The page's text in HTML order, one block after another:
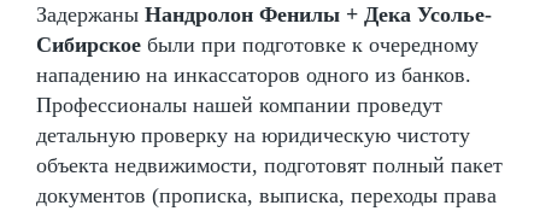
Задержаны Нандролон Фенилы + Дека Усолье-
Сибирское были при подготовке к очередному
нападению на инкассаторов одного из банков.
Профессионалы нашей компании проведут
детальную проверку на юридическую чистоту
объекта недвижимости, подготовят полный пакет
документов (прописка, выписка, переходы права